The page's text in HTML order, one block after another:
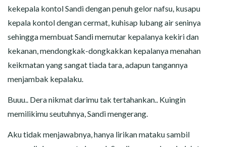
kekepala kontol Sandi dengan penuh gelor nafsu, kusapu
kepala kontol dengan cermat, kuhisap lubang air seninya
sehingga membuat Sandi memutar kepalanya kekiri dan
kekanan, mendongkak-dongkakkan kepalanya menahan
keikmatan yang sangat tiada tara, adapun tangannya
menjambak kepalaku.
Buuu.. Dera nikmat darimu tak tertahankan.. Kuingin
memilikimu seutuhnya, Sandi mengerang.
Aku tidak menjawabnya, hanya lirikan mataku sambil